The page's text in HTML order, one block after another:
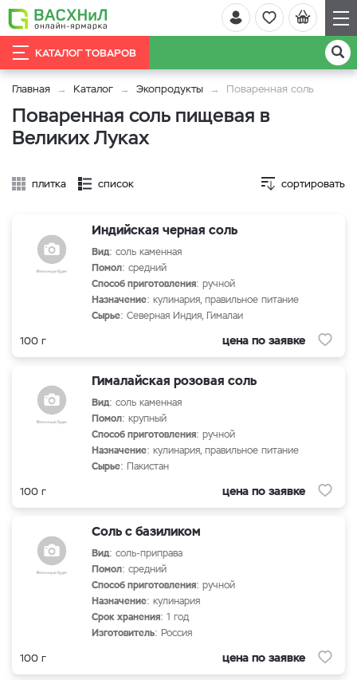
КАТАЛОГ ТОВАРОВ
Главная Каталог Экопродукты Поваренная соль
Поваренная соль пищевая в
Великих Луках
плитка список сортировать
Индийская черная соль
Вид: соль каменная
Помол: средний
Способ приготовления: ручной
Назначение: кулинария, правильное питание
Сырье: Северная Индия, Гималаи
100 г цена по заявке
Гималайская розовая соль
Вид: соль каменная
Помол: крупный
Способ приготовления: ручной
Назначение: кулинария, правильное питание
Сырье: Пакистан
100 г цена по заявке
Соль с базиликом
Вид: соль-приправа
Помол: средний
Способ приготовления: ручной
Назначение: кулинария
Срок хранения: 1 год
Изготовитель: Россия
100 г цена по заявке